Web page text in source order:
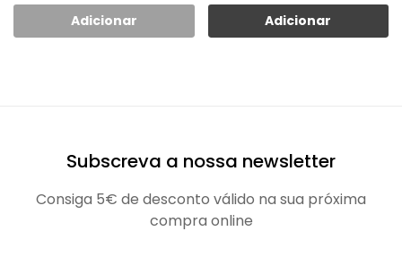
Adicionar Adicionar
Subscreva a nossa newsletter
Consiga 5€ de desconto válido na sua próxima
compra online